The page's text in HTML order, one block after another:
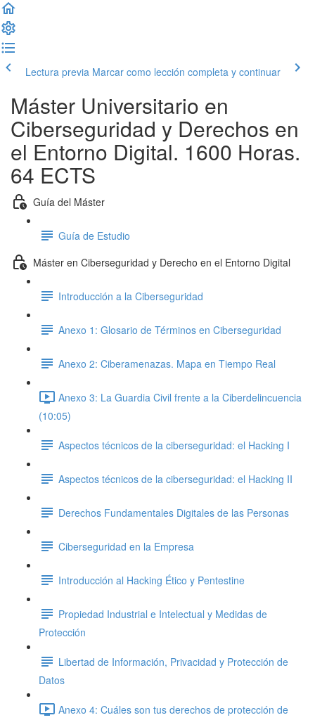
Lectura previa Marcar como lección completa y continuar
Máster Universitario en
Ciberseguridad y Derechos en
el Entorno Digital. 1600 Horas.
64 ECTS
Guía del Máster
Guía de Estudio
Máster en Ciberseguridad y Derecho en el Entorno Digital
Introducción a la Ciberseguridad
Anexo 1: Glosario de Términos en Ciberseguridad
Anexo 2: Ciberamenazas. Mapa en Tiempo Real
Anexo 3: La Guardia Civil frente a la Ciberdelincuencia
(10:05)
Aspectos técnicos de la ciberseguridad: el Hacking I
Aspectos técnicos de la ciberseguridad: el Hacking II
Derechos Fundamentales Digitales de las Personas
Ciberseguridad en la Empresa
Introducción al Hacking Ético y Pentestine
Propiedad Industrial e Intelectual y Medidas de
Protección
Libertad de Información, Privacidad y Protección de
Datos
Anexo 4: Cuáles son tus derechos de protección de